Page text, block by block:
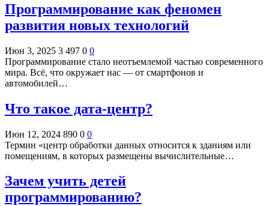
Программирование как феномен
развития новых технологий
Июн 3, 2025 3 497 0 0
Программирование стало неотъемлемой частью современного
мира. Всё, что окружает нас — от смартфонов и
автомобилей…
Что такое дата-центр?
Июн 12, 2024 890 0 0
Термин «центр обработки данных относится к зданиям или
помещениям, в которых размещены вычислительные…
Зачем учить детей
программированию?